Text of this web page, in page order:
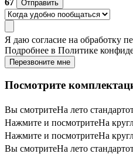
Отправить
Я даю согласие на обработку
Подробнее в Политике
Перезвоните мне
Посмотрите
Вы смотритеНа лето стандарт
Нажмите и посмотритеНа
Нажмите и посмотритеНа
Вы смотритеНа лето стандарт